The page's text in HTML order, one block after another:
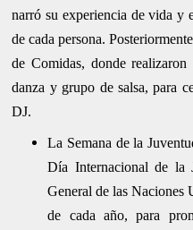
narró su experiencia de vida y
de cada persona.
de Comidas, donde realizaron
danza y grupo de salsa, para
DJ.
La Semana de la
Día Internacional de la
General de las Naciones
de cada año, para